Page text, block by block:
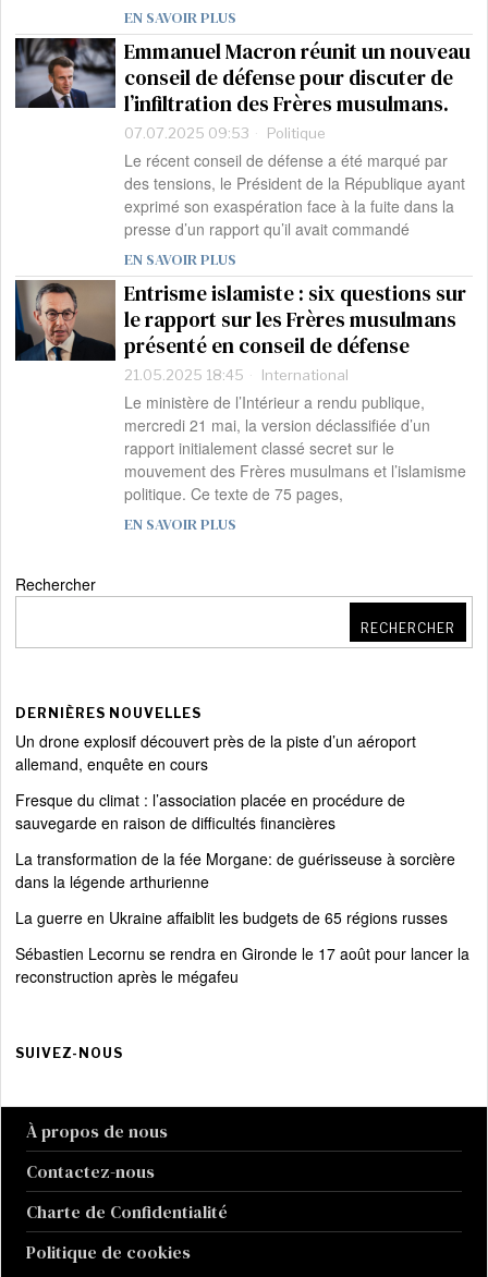
EN SAVOIR PLUS
Emmanuel Macron réunit un nouveau
conseil de défense pour discuter de
l’infiltration des Frères musulmans.
07.07.2025 09:53 Politique
Le récent conseil de défense a été marqué par
des tensions, le Président de la République ayant
exprimé son exaspération face à la fuite dans la
presse d’un rapport qu’il avait commandé
EN SAVOIR PLUS
Entrisme islamiste : six questions sur
le rapport sur les Frères musulmans
présenté en conseil de défense
21.05.2025 18:45 International
Le ministère de l’Intérieur a rendu publique,
mercredi 21 mai, la version déclassifiée d’un
rapport initialement classé secret sur le
mouvement des Frères musulmans et l’islamisme
politique. Ce texte de 75 pages,
EN SAVOIR PLUS
Rechercher
RECHERCHER
DERNIÈRES NOUVELLES
Un drone explosif découvert près de la piste d’un aéroport
allemand, enquête en cours
Fresque du climat : l’association placée en procédure de
sauvegarde en raison de difficultés financières
La transformation de la fée Morgane: de guérisseuse à sorcière
dans la légende arthurienne
La guerre en Ukraine affaiblit les budgets de 65 régions russes
Sébastien Lecornu se rendra en Gironde le 17 août pour lancer la
reconstruction après le mégafeu
SUIVEZ-NOUS
À propos de nous
Contactez-nous
Charte de Confidentialité
Politique de cookies